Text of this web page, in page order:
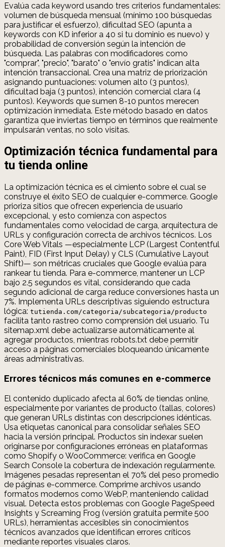
Evalúa cada keyword usando tres criterios fundamentales:
volumen de búsqueda mensual (mínimo 100 búsquedas
para justificar el esfuerzo), dificultad SEO (apunta a
keywords con KD inferior a 40 si tu dominio es nuevo) y
probabilidad de conversión según la intención de
búsqueda. Las palabras con modificadores como
"comprar", "precio", "barato" o "envío gratis" indican alta
intención transaccional. Crea una matriz de priorización
asignando puntuaciones: volumen alto (3 puntos),
dificultad baja (3 puntos), intención comercial clara (4
puntos). Keywords que sumen 8-10 puntos merecen
optimización inmediata. Este método basado en datos
garantiza que inviertas tiempo en términos que realmente
impulsarán ventas, no solo visitas.
Optimización técnica fundamental para
tu tienda online
La optimización técnica es el cimiento sobre el cual se
construye el éxito SEO de cualquier e-commerce. Google
prioriza sitios que ofrecen experiencia de usuario
excepcional, y esto comienza con aspectos
fundamentales como velocidad de carga, arquitectura de
URLs y configuración correcta de archivos técnicos. Los
Core Web Vitals —especialmente LCP (Largest Contentful
Paint), FID (First Input Delay) y CLS (Cumulative Layout
Shift)— son métricas cruciales que Google evalúa para
rankear tu tienda. Para e-commerce, mantener un LCP
bajo 2.5 segundos es vital, considerando que cada
segundo adicional de carga reduce conversiones hasta un
7%. Implementa URLs descriptivas siguiendo estructura
lógica: tutienda.com/categoria/subcategoria/producto
facilita tanto rastreo como comprensión del usuario. Tu
sitemap.xml debe actualizarse automáticamente al
agregar productos, mientras robots.txt debe permitir
acceso a páginas comerciales bloqueando únicamente
áreas administrativas.
Errores técnicos más comunes en e-commerce
El contenido duplicado afecta al 60% de tiendas online,
especialmente por variantes de producto (tallas, colores)
que generan URLs distintas con descripciones idénticas.
Usa etiquetas canonical para consolidar señales SEO
hacia la versión principal. Productos sin indexar suelen
originarse por configuraciones erróneas en plataformas
como Shopify o WooCommerce: verifica en Google
Search Console la cobertura de indexación regularmente.
Imágenes pesadas representan el 70% del peso promedio
de páginas e-commerce. Comprime archivos usando
formatos modernos como WebP, manteniendo calidad
visual. Detecta estos problemas con Google PageSpeed
Insights y Screaming Frog (versión gratuita permite 500
URLs), herramientas accesibles sin conocimientos
técnicos avanzados que identifican errores críticos
mediante reportes visuales claros.